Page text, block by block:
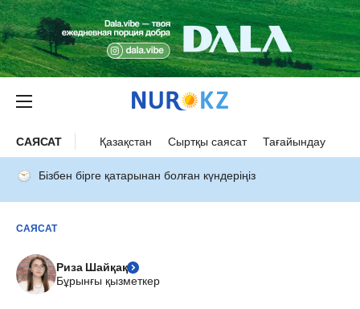
САЯСАТ Қазақстан Сыртқы саясат Тағайындау
Бізбен бірге қатарынан болған күндеріңіз
САЯСАТ
Риза Шайқақ
Бұрынғы қызметкер